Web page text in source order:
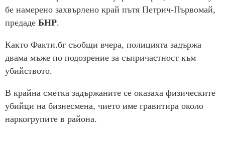
бе намерено захвърлено край пътя Петрич-Първомай,
предаде БНР.
Както Факти.бг съобщи вчера, полицията задържа
двама мъже по подозрение за съпричастност към
убийството.
В крайна сметка задържаните се оказаха физическите
убийци на бизнесмена, чието име гравитира около
наркогрупите в района.